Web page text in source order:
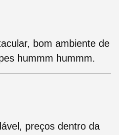
bom ambiente de
hummm hummm.
preços dentro da